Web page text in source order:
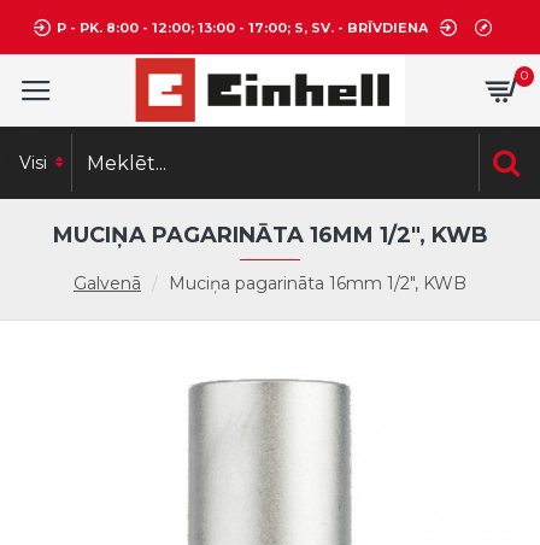
P - PK. 8:00 - 12:00; 13:00 - 17:00; S, SV. - BRĪVDIENA
0
Visi
Galvenā Muciņa pagarināta 16mm 1/2", KWB
MUCIŅA PAGARINĀTA 16MM 1/2", KWB